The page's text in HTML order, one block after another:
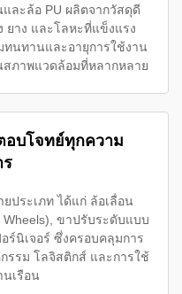
ละล้อ PU ผลิตจากวัสดุดี
ยาง และโลหะที่แข็งแรง
นทานและอายุการใช้งาน
ภาพแวดล้อมที่หลากหลาย
บโจทย์ทุกความ
ประเภท ได้แก่ ล้อเลื่อน
Wheels), ขาปรับระดับแบบ
ร์นิเจอร์ ซึ่งครอบคลุมการ
รรม โลจิสติกส์ และการใช้
เรือน